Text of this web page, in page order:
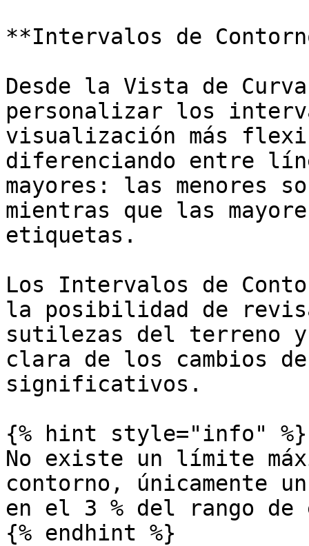
**Intervalos de
Desde la Vista de
personalizar los
visualización más
diferenciando entre
mayores: las menores
mientras que las
etiquetas.
Los Intervalos de
la posibilidad de
sutilezas del terreno y
clara de los cambios
significativos.
{% hint style="info" %}
No existe un límite
contorno, únicamente
en el 3 % del rango de
{% endhint %}